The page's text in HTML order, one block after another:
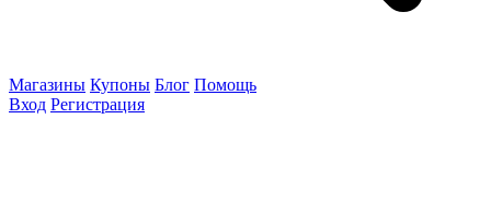
Магазины Купоны Блог Помощь
Вход Регистрация